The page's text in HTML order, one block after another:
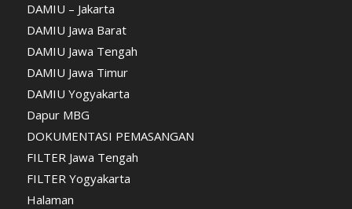
DAMIU – Jakarta
DAMIU Jawa Barat
DAMIU Jawa Tengah
DAMIU Jawa Timur
DAMIU Yogyakarta
Dapur MBG
DOKUMENTASI PEMASANGAN
FILTER Jawa Tengah
FILTER Yogyakarta
Halaman